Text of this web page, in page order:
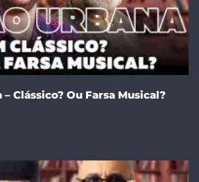
Clássico? Ou Farsa Musical?